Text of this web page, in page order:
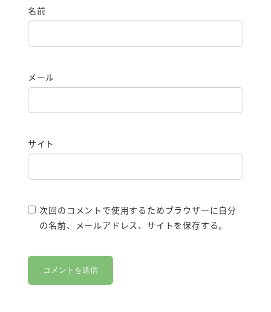
名前
メール
サイト
次回のコメントで使用するためブラウザーに自分
の名前、メールアドレス、サイトを保存する。